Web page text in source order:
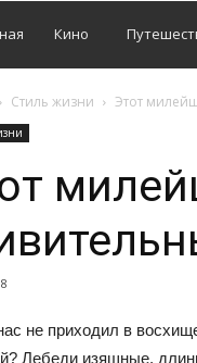
Кино
Стиль жизни Этот
не приходил в
Лебеди изящные,